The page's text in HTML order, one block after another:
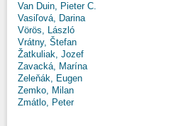
Van Duin, Pieter C.
Vasiľová, Darina
Vörös, László
Vrátny, Štefan
Žatkuliak, Jozef
Zavacká, Marína
Zeleňák, Eugen
Zemko, Milan
Zmátlo, Peter